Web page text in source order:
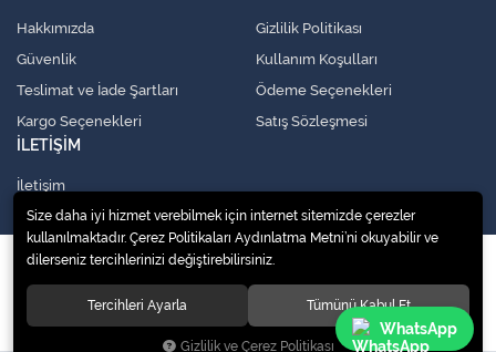
WhatsApp
Hakkımızda
Güvenlik
Teslimat ve İade Şartları
Kargo Seçenekleri
Gizlilik Politikası
Kullanım Koşulları
Ödeme Seçenekleri
Satış Sözleşmesi
İLETİŞİM
İletişim
© 2020Küresel Soğutma Sistemleri Yedek Parça San. Ve Tic. Ltd. Şti.
Size daha iyi hizmet verebilmek için internet sitemizde çerezler
kullanılmaktadır. Çerez Politikaları Aydınlatma Metni’ni okuyabilir ve
dilerseniz tercihlerinizi değiştirebilirsiniz.
Tercihleri Ayarla Tümünü Kabul Et
Gizlilik ve Çerez Politikası